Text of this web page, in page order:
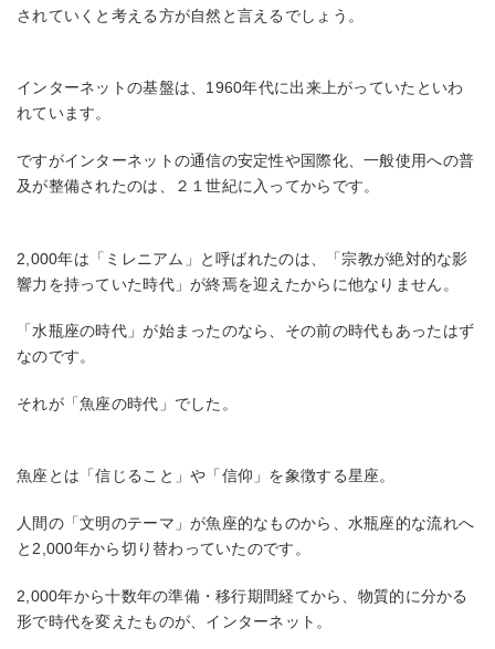
されていくと考える方が自然と言えるでしょう。
インターネットの基盤は、1960年代に出来上がっていたといわ
れています。
ですがインターネットの通信の安定性や国際化、一般使用への普
及が整備されたのは、２１世紀に入ってからです。
2,000年は「ミレニアム」と呼ばれたのは、「宗教が絶対的な影
響力を持っていた時代」が終焉を迎えたからに他なりません。
「水瓶座の時代」が始まったのなら、その前の時代もあったはず
なのです。
それが「魚座の時代」でした。
魚座とは「信じること」や「信仰」を象徴する星座。
人間の「文明のテーマ」が魚座的なものから、水瓶座的な流れへ
と2,000年から切り替わっていたのです。
2,000年から十数年の準備・移行期間経てから、物質的に分かる
形で時代を変えたものが、インターネット。